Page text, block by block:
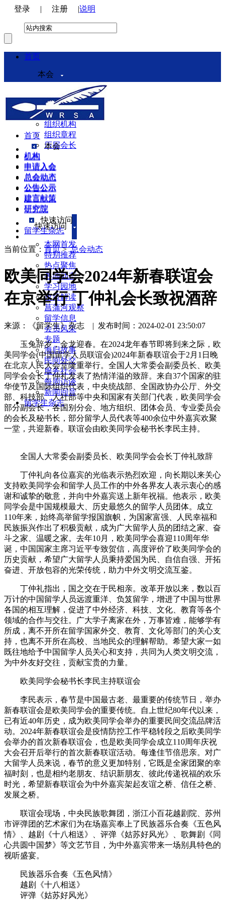
登录 | 注册 |说明
首页
本会
本会介绍
领导机构
理事会
组织机构
组织章程
历届会长
机构
申请入会
总会动态
公告公示
建言献策
研究院
快速访问
本网首发
特别推荐
热点聚焦
各地动态
学习园地
政策解读
菖蒲河观察
留学信息
会员风采
专题
海归故事
民间外交
服务社会
每周访谈
新闻回音
留学生杂志
首页
本会
机构
申请入会
总会动态
公告公示
建言献策
研究院
快速访问
留学生杂志
当前位置： 首页>总会动态
欧美同学会2024年新春联谊会
在京举行 丁仲礼会长致祝酒辞
来源：《留学生》杂志 | 发布时间：2024-02-01 23:50:07
玉兔辞岁，金龙迎春。在2024龙年春节即将到来之际，欧
美同学会(中国留学人员联谊会)2024年新春联谊会于2月1日晚
在北京人民大会堂隆重举行。全国人大常委会副委员长、欧美
同学会会长丁仲礼发表了热情洋溢的致辞。来自37个国家的驻
华使节及国际组织代表，中央统战部、全国政协办公厅、外交
部、科技部、人社部等中央和国家有关部门代表，欧美同学会
部分副会长，各国别分会、地方组织、团体会员、专业委员会
的会长及秘书长，部分留学人员代表等400余位中外嘉宾欢聚
一堂，共迎新春。联谊会由欧美同学会秘书长李民主持。
全国人大常委会副委员长、欧美同学会会长丁仲礼致辞
丁仲礼向各位嘉宾的光临表示热烈欢迎，向长期以来关心
支持欧美同学会和留学人员工作的中外各界友人表示衷心的感
谢和诚挚的敬意，并向中外嘉宾送上新年祝福。他表示，欧美
同学会是中国规模最大、历史最悠久的留学人员团体。成立
110年来，始终高举留学报国旗帜，为国家富强、人民幸福和
民族振兴作出了积极贡献，成为广大留学人员的团结之家、奋
斗之家、温暖之家。去年10月，欧美同学会喜迎110周年华
诞，中国国家主席习近平专致贺信，高度评价了欧美同学会的
历史贡献，希望广大留学人员秉持爱国为民、自信自强、开拓
奋进、开放包容的光荣传统，助力中外文明交流互鉴。
丁仲礼指出，国之交在于民相亲。改革开放以来，数以百
万计的中国留学人员远渡重洋、负笈留学，增进了中国与世界
各国的相互理解，促进了中外经济、科技、文化、教育等各个
领域的合作与交往。广大学子离家在外，万事皆难，能够学有
所成，离不开所在留学国家外交、教育、文化等部门的关心支
持，也离不开所在高校、当地民众的理解帮助。希望大家一如
既往地给予中国留学人员关心和支持，共同为人类文明交流，
为中外友好交往，贡献宝贵的力量。
欧美同学会秘书长李民主持联谊会
李民表示，春节是中国最古老、最重要的传统节日，举办
新春联谊会是欧美同学会的重要传统。自上世纪80年代以来，
已有近40年历史，成为欧美同学会举办的重要民间交流品牌活
动。2024年新春联谊会是疫情防控工作平稳转段之后欧美同学
会举办的首次新春联谊会，也是欧美同学会成立110周年庆祝
大会召开后举行的首次新春联谊活动。每逢佳节倍思亲。对广
大留学人员来说，春节的意义更加特别，它既是全家团聚的幸
福时刻，也是相约老朋友、结识新朋友、彼此传递祝福的欢乐
时光，希望新春联谊会为中外嘉宾架起友谊之桥、信任之桥、
发展之桥。
联谊会现场，中央民族歌舞团，浙江小百花越剧院、苏州
市评弹团的艺术家们为在场嘉宾奉上了民族器乐合奏《五色风
情》、越剧《十八相送》、评弹《姑苏好风光》、歌舞剧《同
心共圆中国梦》等文艺节目，为中外嘉宾带来一场别具特色的
视听盛宴。
民族器乐合奏《五色风情》
越剧《十八相送》
评弹《姑苏好风光》